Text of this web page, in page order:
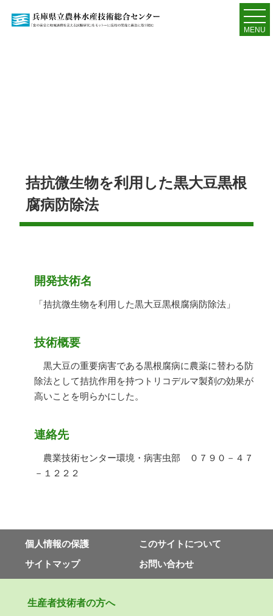
MENU
拮抗微生物を利用した黒大豆黒根
腐病防除法
開発技術名
「拮抗微生物を利用した黒大豆黒根腐病防除法」
技術概要
黒大豆の重要病害である黒根腐病に農薬に替わる防
除法として拮抗作用を持つトリコデルマ製剤の効果が
高いことを明らかにした。
連絡先
農業技術センター環境・病害虫部 ０７９０－４７
－１２２２
個⼈情報の保護
このサイトについて
サイトマップ
お問い合わせ
⽣産者技術者の⽅へ